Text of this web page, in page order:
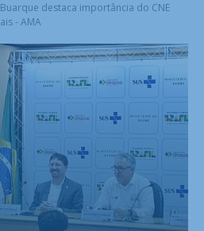
destaca importância do CNE
- AMA